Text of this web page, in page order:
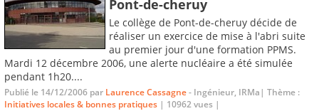
Pont-de-cheruy
Le collège de Pont-de-cheruy décide de
réaliser un exercice de mise à l'abri suite
au premier jour d'une formation PPMS.
Mardi 12 décembre 2006, une alerte nucléaire a été simulée
pendant 1h20....
Publié le 14/12/2006 par Laurence Cassagne- Ingénieur, IRMa| Thème :
Initiatives locales & bonnes pratiques | 10962 vues |